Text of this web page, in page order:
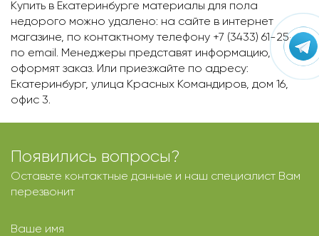
Купить в Екатеринбурге материалы для пола
недорого можно удалено: на сайте в интернет
магазине, по контактному телефону +7 (3433) 61-25-14,
по email. Менеджеры представят информацию,
оформят заказ. Или приезжайте по адресу:
Екатеринбург, улица Красных Командиров, дом 16,
офис 3.
Появились вопросы?
Оставьте контактные данные и наш специалист Вам
перезвонит
Ваше имя